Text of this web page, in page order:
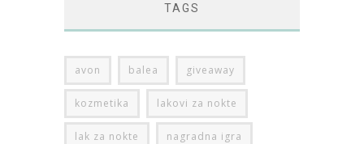
TAGS
avon balea giveaway
kozmetika lakovi za nokte
lak za nokte nagradna igra